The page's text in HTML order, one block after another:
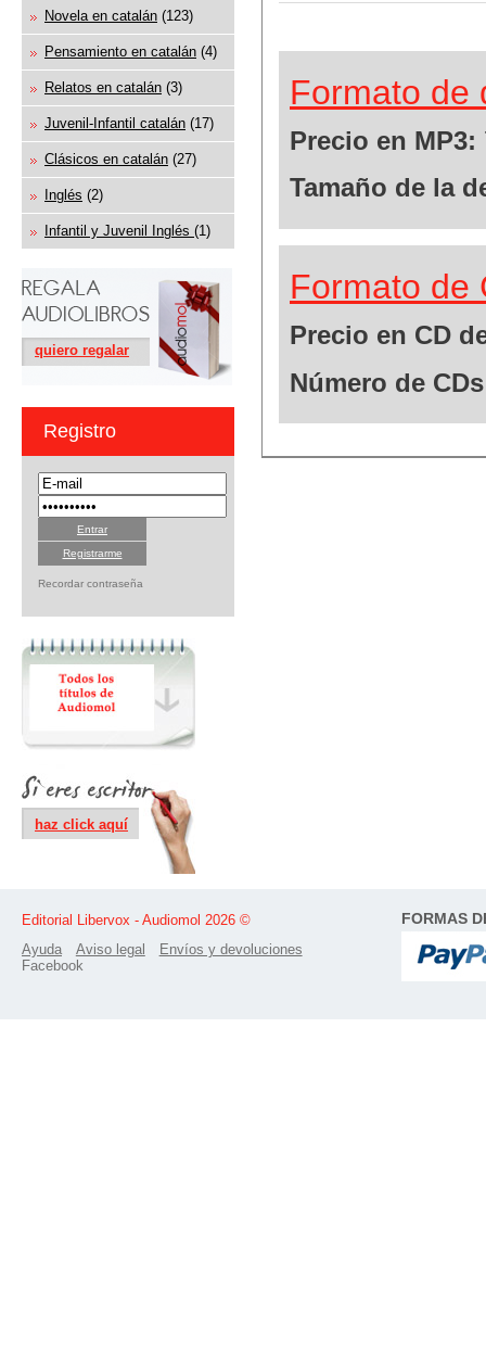
Novela en catalán (123)
Pensamiento en catalán (4)
Relatos en catalán (3)
Juvenil-Infantil catalán (17)
Clásicos en catalán (27)
Inglés (2)
Infantil y Juvenil Inglés (1)
quiero regalar
Registro
Registrarme
Recordar contraseña
haz click aquí
Formato de
Precio en MP3:
Tamaño de la
Formato de
Precio en CD
Número de
Editorial Libervox - Audiomol 2026 ©
Ayuda
Aviso legal
Envíos y devoluciones
Facebook
FORMAS